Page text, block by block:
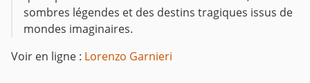
sombres légendes et des destins tragiques issus de
mondes imaginaires.
Voir en ligne : Lorenzo Garnieri